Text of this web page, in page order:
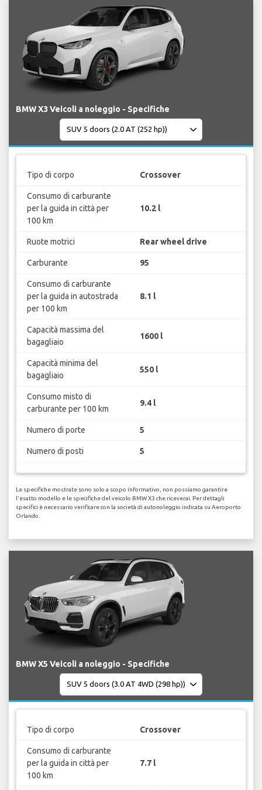
BMW X3 Veicoli a noleggio - Specifiche
Tipo di corpo Crossover
Consumo di carburante
per la guida in città per
100 km
10.2 l
Ruote motrici Rear wheel drive
Carburante 95
Consumo di carburante
per la guida in autostrada
per 100 km
8.1 l
Capacità massima del
bagagliaio
1600 l
Capacità minima del
bagagliaio
550 l
Consumo misto di
carburante per 100 km
9.4 l
Numero di porte 5
Numero di posti 5
Le specifiche mostrate sono solo a scopo informativo, non possiamo garantire
l'esatto modello e le specifiche del veicolo BMW X3 che riceverai. Per dettagli
specifici è necessario verificare con la società di autonoleggio indicata su Aeroporto
Orlando.
BMW X5 Veicoli a noleggio - Specifiche
Tipo di corpo Crossover
Consumo di carburante
per la guida in città per
100 km
7.7 l